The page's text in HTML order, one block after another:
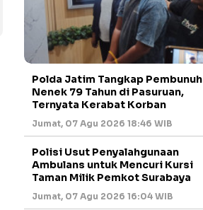
Polda Jatim Tangkap Pembunuh
Nenek 79 Tahun di Pasuruan,
Ternyata Kerabat Korban
Jumat, 07 Agu 2026 18:46 WIB
Polisi Usut Penyalahgunaan
Ambulans untuk Mencuri Kursi
Taman Milik Pemkot Surabaya
Jumat, 07 Agu 2026 16:04 WIB